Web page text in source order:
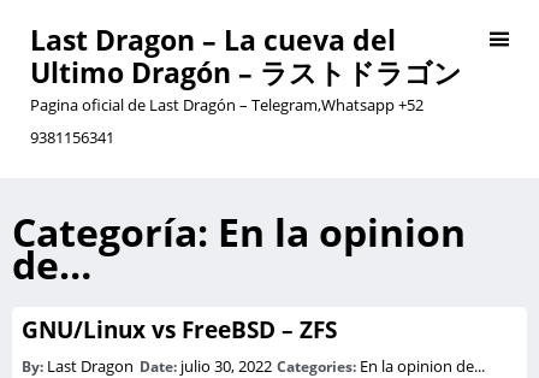
Last Dragon – La cueva del
Ultimo Dragón – ラストドラゴン
Pagina oficial de Last Dragón – Telegram,Whatsapp +52
9381156341
Categoría: En la opinion
de…
GNU/Linux vs FreeBSD – ZFS
By: Last Dragon Date: julio 30, 2022 Categories: En la opinion de...